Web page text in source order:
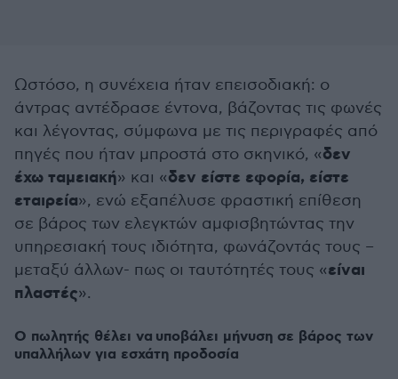
Ωστόσο, η συνέχεια ήταν επεισοδιακή: ο
άντρας αντέδρασε έντονα, βάζοντας τις φωνές
και λέγοντας, σύμφωνα με τις περιγραφές από
πηγές που ήταν μπροστά στο σκηνικό, «δεν
έχω ταμειακή» και «δεν είστε εφορία, είστε
εταιρεία», ενώ εξαπέλυσε φραστική επίθεση
σε βάρος των ελεγκτών αμφισβητώντας την
υπηρεσιακή τους ιδιότητα, φωνάζοντάς τους –
μεταξύ άλλων- πως οι ταυτότητές τους «είναι
πλαστές».
Ο πωλητής θέλει να υποβάλει μήνυση σε βάρος των
υπαλλήλων για εσχάτη προδοσία